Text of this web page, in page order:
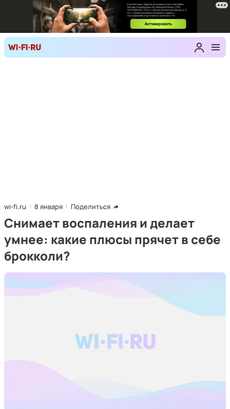
wi-fi.ru 8 января Поделиться
Снимает воспаления и делает
умнее: какие плюсы прячет в себе
брокколи?